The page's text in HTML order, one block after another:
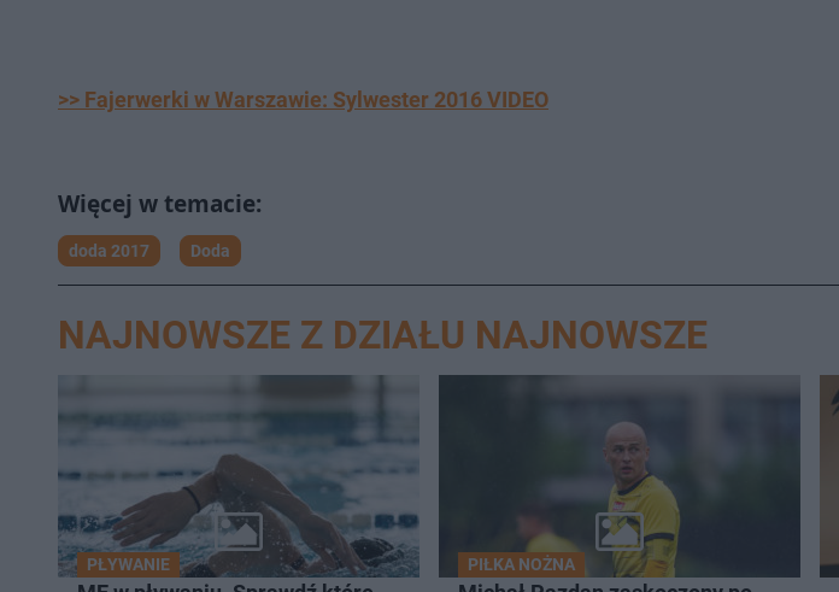
>> Fajerwerki w Warszawie: Sylwester 2016 VIDEO
doda 2017 Doda
NAJNOWSZE Z DZIAŁU NAJNOWSZE
PŁYWANIE PIŁKA NOŻNA